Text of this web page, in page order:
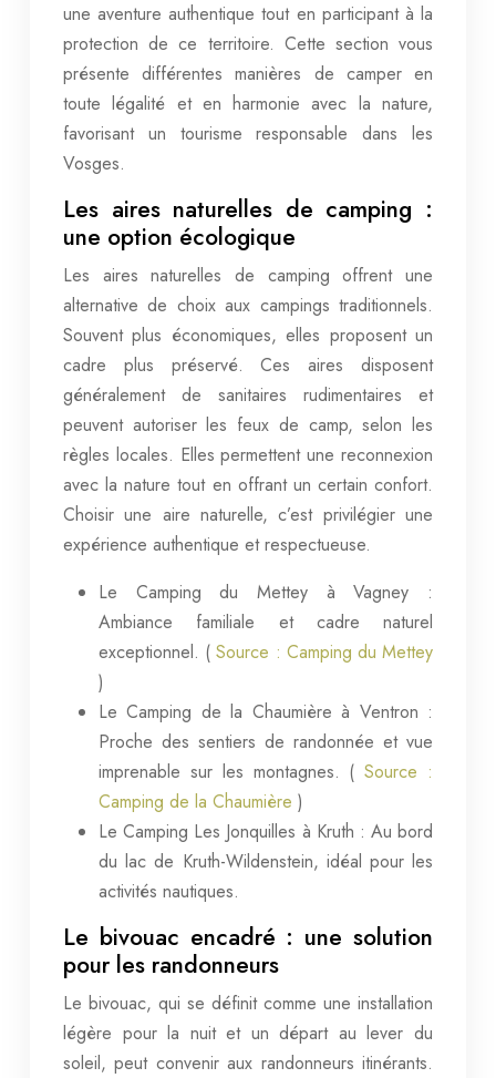
une aventure authentique tout en participant à la
protection de ce territoire. Cette section vous
présente différentes manières de camper en
toute légalité et en harmonie avec la nature,
favorisant un tourisme responsable dans les
Vosges.
Les aires naturelles de camping :
une option écologique
Les aires naturelles de camping offrent une
alternative de choix aux campings traditionnels.
Souvent plus économiques, elles proposent un
cadre plus préservé. Ces aires disposent
généralement de sanitaires rudimentaires et
peuvent autoriser les feux de camp, selon les
règles locales. Elles permettent une reconnexion
avec la nature tout en offrant un certain confort.
Choisir une aire naturelle, c’est privilégier une
expérience authentique et respectueuse.
Le Camping du Mettey à Vagney :
Ambiance familiale et cadre naturel
exceptionnel. (Source : Camping du Mettey
)
Le Camping de la Chaumière à Ventron :
Proche des sentiers de randonnée et vue
imprenable sur les montagnes. (Source :
Camping de la Chaumière )
Le Camping Les Jonquilles à Kruth : Au bord
du lac de Kruth-Wildenstein, idéal pour les
activités nautiques.
Le bivouac encadré : une solution
pour les randonneurs
Le bivouac, qui se définit comme une installation
légère pour la nuit et un départ au lever du
soleil, peut convenir aux randonneurs itinérants.